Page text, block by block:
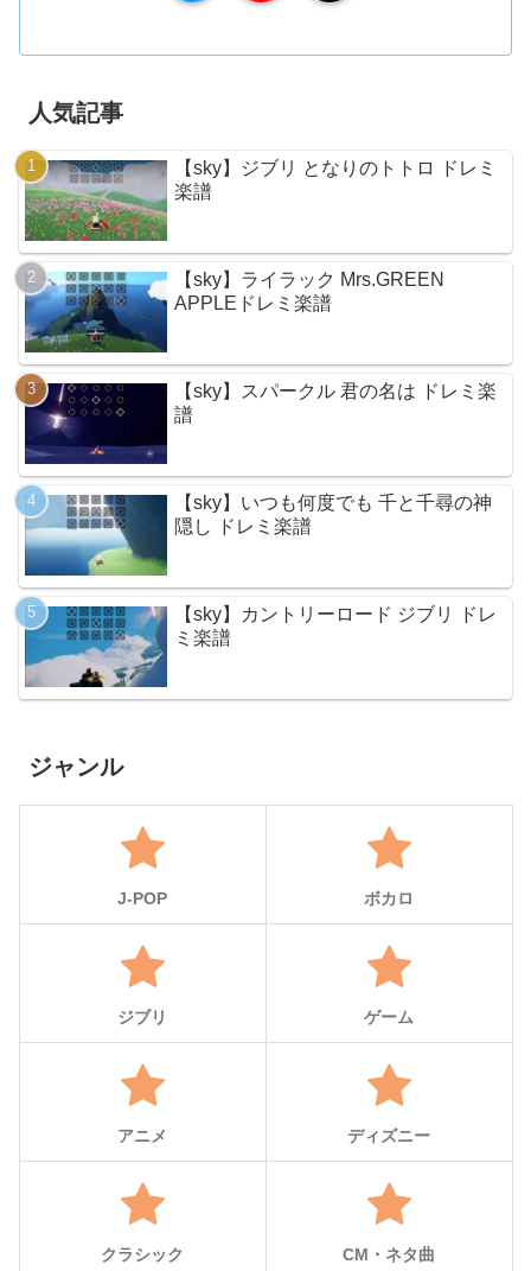
人気記事
【sky】ジブリ となりのトトロ ドレミ
楽譜
【sky】ライラック Mrs.GREEN
APPLEドレミ楽譜
【sky】スパークル 君の名は ドレミ楽
譜
【sky】いつも何度でも 千と千尋の神
隠し ドレミ楽譜
【sky】カントリーロード ジブリ ドレ
ミ楽譜
ジャンル
J-POP ボカロ
ジブリ ゲーム
アニメ ディズニー
クラシック CM・ネタ曲